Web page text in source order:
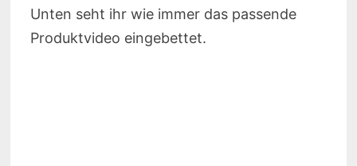
Unten seht ihr wie immer das passende
Produktvideo eingebettet.